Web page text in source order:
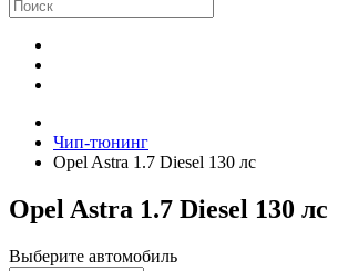
Чип-тюнинг
Opel Astra 1.7 Diesel 130 лс
Opel Astra 1.7 Diesel 130 лс
Выберите автомобиль